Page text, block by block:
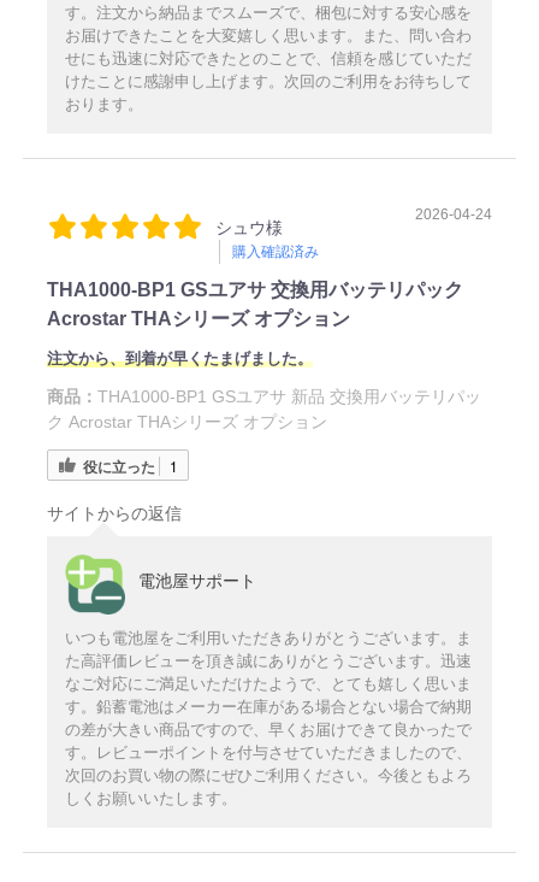
す。注文から納品までスムーズで、梱包に対する安心感を
お届けできたことを大変嬉しく思います。また、問い合わ
せにも迅速に対応できたとのことで、信頼を感じていただ
けたことに感謝申し上げます。次回のご利用をお待ちして
おります。
シュウ様
購入確認済み
2026-04-24
THA1000-BP1 GSユアサ 交換用バッテリパック
Acrostar THAシリーズ オプション
注文から、到着が早くたまげました。
商品： THA1000-BP1 GSユアサ 新品 交換用バッテリパッ
ク Acrostar THAシリーズ オプション
役に立った 1
サイトからの返信
電池屋サポート
いつも電池屋をご利用いただきありがとうございます。ま
た高評価レビューを頂き誠にありがとうございます。迅速
なご対応にご満足いただけたようで、とても嬉しく思いま
す。鉛蓄電池はメーカー在庫がある場合とない場合で納期
の差が大きい商品ですので、早くお届けできて良かったで
す。レビューポイントを付与させていただきましたので、
次回のお買い物の際にぜひご利用ください。今後ともよろ
しくお願いいたします。